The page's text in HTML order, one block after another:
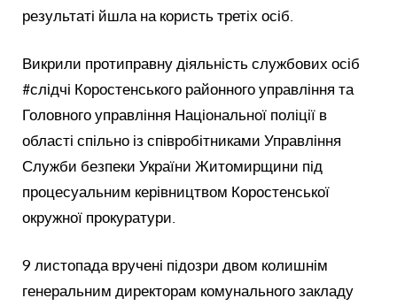
результаті йшла на користь третіх осіб.
Викрили протиправну діяльність службових осіб
#слідчі Коростенського районного управління та
Головного управління Національної поліції в
області спільно із співробітниками Управління
Служби безпеки України Житомирщини під
процесуальним керівництвом Коростенської
окружної прокуратури.
9 листопада вручені підозри двом колишнім
генеральним директорам комунального закладу